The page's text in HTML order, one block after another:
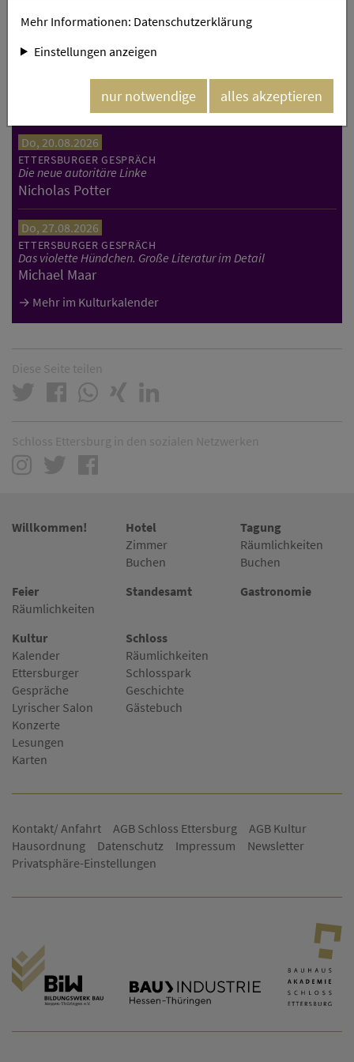
ETTERSBURGER GESPRÄCH
Christoph Dieckmann, Reiner Haseloff und Christine
Do, 20.08.2026
ETTERSBURGER GESPRÄCH
Die neue autoritäre Linke
Nicholas Potter
Do, 27.08.2026
ETTERSBURGER GESPRÄCH
Das violette Hündchen. Große Literatur im Detail
Michael Maar
Mehr im Kulturkalender
Diese Seite teilen
Schloss Ettersburg in den sozialen Netzwerken
Willkommen!
Hotel
Zimmer
Buchen
Tagung
Räumlichkeiten
Buchen
Feier
Räumlichkeiten
Standesamt Gastronomie
Kultur
Kalender
Ettersburger
Gespräche
Lyrischer Salon
Konzerte
Lesungen
Karten
Schloss
Räumlichkeiten
Schlosspark
Geschichte
Gästebuch
Kontakt/ Anfahrt AGB Schloss Ettersburg
AGB Kultur
Hausordnung
Datenschutz Impressum
Newsletter
Privatsphäre-Einstellungen
Mehr Informationen: Datenschutzerklärung
Einstellungen anzeigen
nur notwendige alles akzeptieren